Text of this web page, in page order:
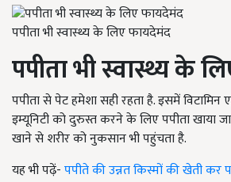
पपीता भी स्वास्थ्य के लिए फायदेमंद
पपीता भी स्वास्थ्य के
पपीता से पेट हमेशा सही रहता है. इसमें विटामिन
इम्यूनिटी को दुरुस्त करने के लिए पपीता खाया
खाने से शरीर को नुकसान भी पहुंचता है.
यह भी पढ़ें-पपीते की उन्नत किस्मों की खेती कर